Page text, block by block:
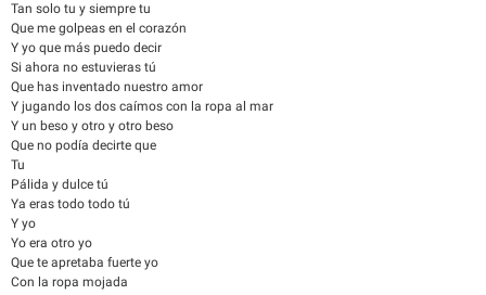
Tan solo tu y siempre tu
Que me golpeas en el corazón
Y yo que más puedo decir
Si ahora no estuvieras tú
Que has inventado nuestro amor
Y jugando los dos caímos con la ropa al mar
Y un beso y otro y otro beso
Que no podía decirte que
Tu
Pálida y dulce tú
Ya eras todo todo tú
Y yo
Yo era otro yo
Que te apretaba fuerte yo
Con la ropa mojada